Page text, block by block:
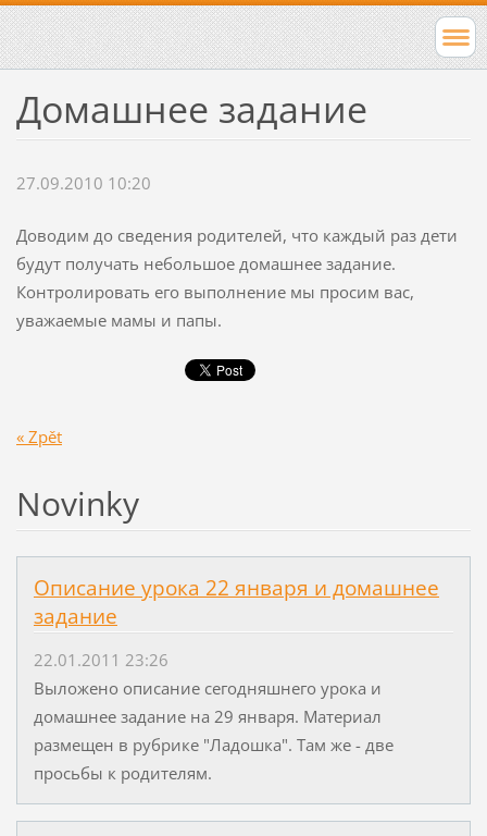
Домашнее задание
27.09.2010 10:20
Доводим до сведения родителей, что каждый раз дети
будут получать небольшое домашнее задание.
Контролировать его выполнение мы просим вас,
уважаемые мамы и папы.
« Zpět
Novinky
Описание урока 22 января и домашнее
задание
22.01.2011 23:26
Выложено описание сегодняшнего урока и
домашнее задание на 29 января. Материал
размещен в рубрике "Ладошка". Там же - две
просьбы к родителям.